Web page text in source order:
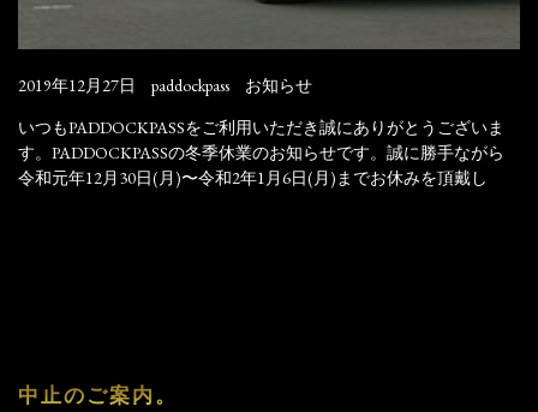
2019年12月27日 paddockpass
お知らせ
いつもPADDOCKPASSをご利用いただき誠にありがとうございま
す。PADDOCKPASSの冬季休業のお知らせです。誠に勝手ながら
令和元年12月30日(月)〜令和2年1月6日(月)までお休みを頂戴し
中止のご案内。